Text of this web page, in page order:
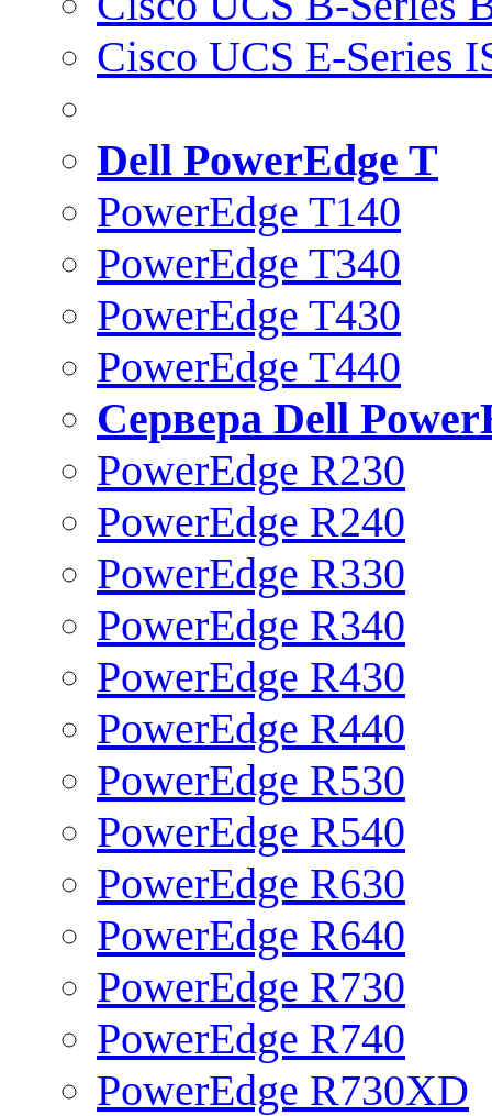
Cisco UCS E-Series
Dell PowerEdge T
PowerEdge T140
PowerEdge T340
PowerEdge T430
PowerEdge T440
Сервера Dell
PowerEdge R230
PowerEdge R240
PowerEdge R330
PowerEdge R340
PowerEdge R430
PowerEdge R440
PowerEdge R530
PowerEdge R540
PowerEdge R630
PowerEdge R640
PowerEdge R730
PowerEdge R740
PowerEdge R730XD